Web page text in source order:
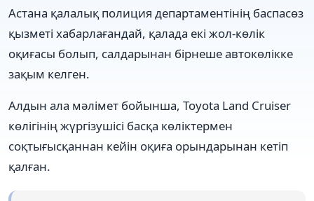
Астана қалалық полиция департаментінің баспасөз
қызметі хабарлағандай, қалада екі жол-көлік
оқиғасы болып, салдарынан бірнеше автокөлікке
зақым келген.
Алдын ала мәлімет бойынша, Toyota Land Cruiser
көлігінің жүргізушісі басқа көліктермен
соқтығысқаннан кейін оқиға орындарынан кетіп
қалған.